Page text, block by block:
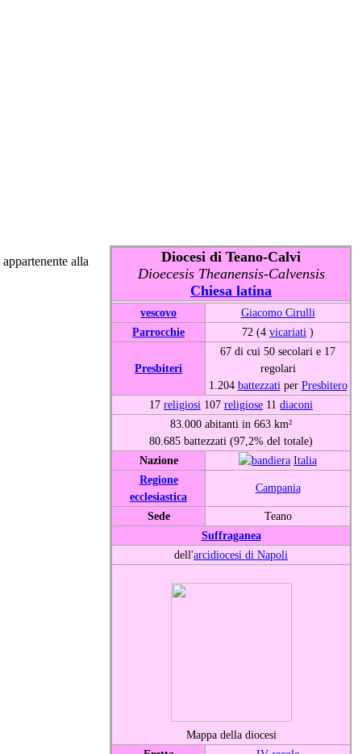
Diocesi di Teano-Calvi
Dioecesis Theanensis-Calvensis
Chiesa latina
vescovo
Giacomo Cirulli
Parrocchie
72 (4 vicariati )
Presbiteri
67 di cui 50 secolari e 17
regolari
1.204 battezzatiper Presbitero
17 religiosi 107 religiose 11 diaconi
83.000 abitanti in 663 km²
80.685 battezzati (97,2% del totale)
Nazione
Italia
Regione
ecclesiastica
Campania
Sede
Teano
Suffraganea
dell'arcidiocesi di Napoli
Mappa della diocesi
appartenente alla